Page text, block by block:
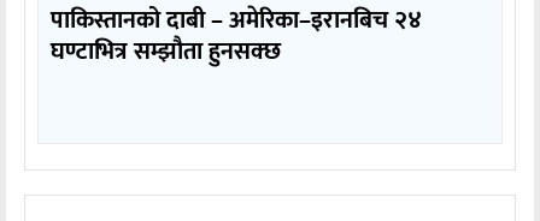
पाकिस्तानको दाबी – अमेरिका–इरानबिच २४
घण्टाभित्र सम्झौता हुनसक्छ